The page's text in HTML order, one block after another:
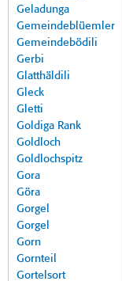
Geladunga
Gemeindeblüemler
Gemeindebödili
Gerbi
Glatthäldili
Gleck
Gletti
Goldiga Rank
Goldloch
Goldlochspitz
Gora
Göra
Gorgel
Gorgel
Gorn
Gornteil
Gortelsort